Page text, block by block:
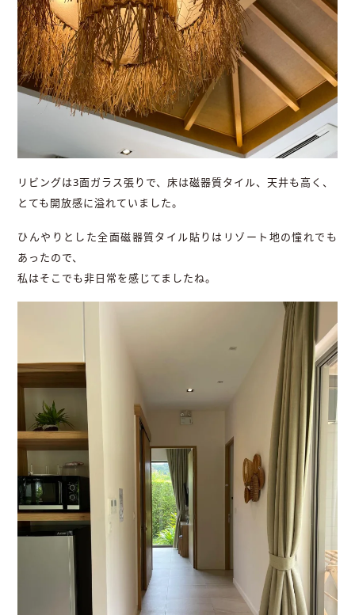
リビングは3面ガラス張りで、床は磁器質タイル、天井も高く、
とても開放感に溢れていました。
ひんやりとした全面磁器質タイル貼りはリゾート地の憧れでも
あったので、
私はそこでも非日常を感じてましたね。